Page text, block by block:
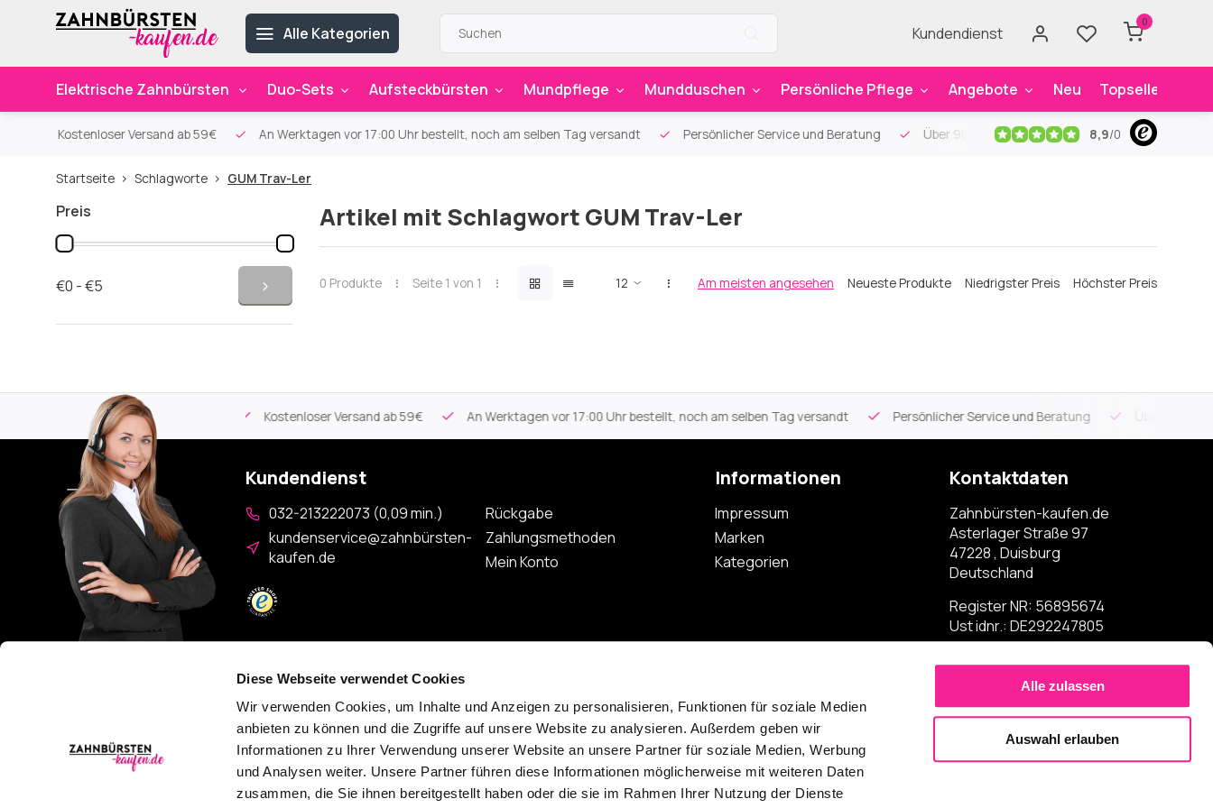
Diese Webseite verwendet Cookies
Wir verwenden Cookies, um Inhalte und Anzeigen zu personalisieren, Funktionen für soziale Medien
anbieten zu können und die Zugriffe auf unsere Website zu analysieren. Außerdem geben wir
Informationen zu Ihrer Verwendung unserer Website an unsere Partner für soziale Medien, Werbung
und Analysen weiter. Unsere Partner führen diese Informationen möglicherweise mit weiteren Daten
zusammen, die Sie ihnen bereitgestellt haben oder die sie im Rahmen Ihrer Nutzung der Dienste
Alle zulassen
Auswahl erlauben
Alle Kategorien Kundendienst
0
Elektrische Zahnbürsten Duo-Sets Aufsteckbürsten Mundpflege Mundduschen Persönliche Pflege Angebote Neu Topseller
An Werktagen vor 17:00 Uhr bestellt, noch am selben Tag versandt Persönlicher Service und Beratung Über 900 spezielle Mundpflegeartikel Kostenloser Versand ab 59€
8,9/0
Startseite Schlagworte GUM Trav-Ler
Preis
€0 - €5
Artikel mit Schlagwort GUM Trav-Ler
0 Produkte Seite 1 von 1 Am meisten angesehen Neueste Produkte Niedrigster Preis Höchster Preis
Kostenloser Versand An Werktagen vor 17:00 Uhr bestellt, noch am selben Tag versandt Persönlicher Service und Beratung Über 900 spezielle Mundpflegeartikel
Kundendienst
032-213222073 (0,09 min.)
kundenservice@zahnbürsten-
kaufen.de
Rückgabe
Zahlungsmethoden
Mein Konto
Informationen
Impressum
Marken
Kategorien
Kontaktdaten
Zahnbürsten-kaufen.de
Asterlager Straße 97
47228 , Duisburg
Deutschland
Register NR: 56895674
Ust idnr.: DE292247805
Keine Aktionen mehr verpassen? Abonnieren
Widerrufsbelehrung Sitemap